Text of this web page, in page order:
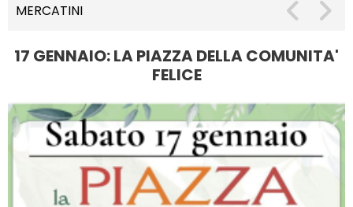
MERCATINI
17 GENNAIO: LA PIAZZA DELLA COMUNITA'
FELICE